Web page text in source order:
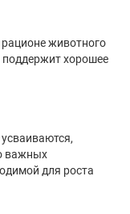
животного
поддержит хорошее
важных
для роста